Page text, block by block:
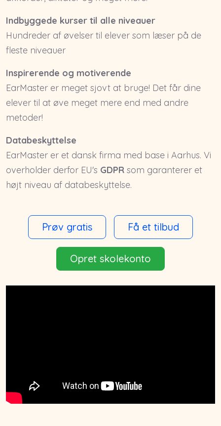
Indbyggede kurser til alle niveauer
Hundreder af øvelser til elever som læser på de
fleste niveauer
Inspirerende og motiverende
EarMaster er meget sjovt at bruge! Det får dine
elever til at øve meget mere end med andre
metoder!
Databeskyttelse
EarMaster er et dansk firma med base i Aarhus. Vi
overholder derfor EU's GDPR som garanterer et
højt niveau af databeskyttelse.
Prøv gratis Få et tilbud
Opret skolekonto